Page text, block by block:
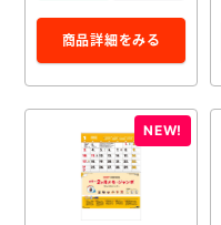
商品詳細をみる